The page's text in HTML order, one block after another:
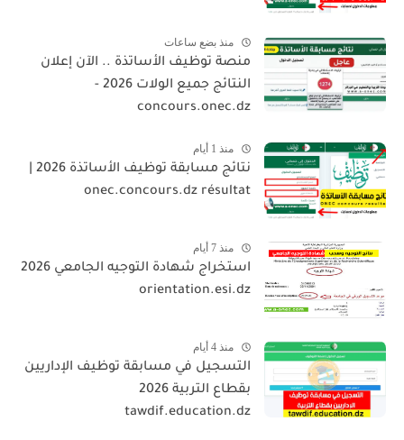
منذ بضع ساعات
منصة توظيف الأساتذة .. الآن إعلان
النتائج جميع الولات 2026 -
concours.onec.dz
منذ 1 أيام
نتائج مسابقة توظيف الأساتذة 2026 |
onec.concours.dz résultat
منذ 7 أيام
استخراج شهادة التوجيه الجامعي 2026
orientation.esi.dz
منذ 4 أيام
التسجيل في مسابقة توظيف الإداريين
بقطاع التربية 2026
tawdif.education.dz